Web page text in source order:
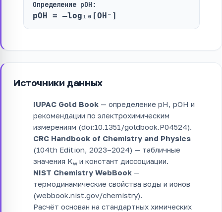
Определение pOH:
pOH = –log₁₀[OH⁻]
Источники данных
IUPAC Gold Book — определение pH, pOH и
рекомендации по электрохимическим
измерениям (doi:10.1351/goldbook.P04524).
CRC Handbook of Chemistry and Physics
(104th Edition, 2023–2024) — табличные
значения Kw и констант диссоциации.
NIST Chemistry WebBook —
термодинамические свойства воды и ионов
(webbook.nist.gov/chemistry).
Расчёт основан на стандартных химических